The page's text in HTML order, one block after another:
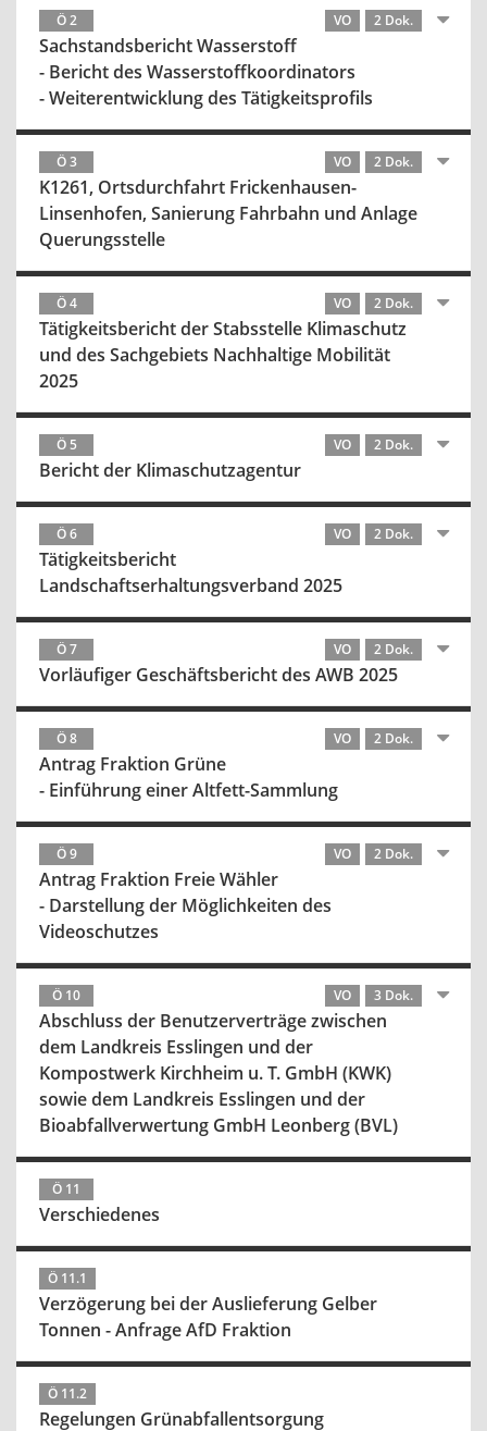
Ö 2 VO 2 Dok.
Sachstandsbericht Wasserstoff
- Bericht des Wasserstoffkoordinators
- Weiterentwicklung des Tätigkeitsprofils
Ö 3 VO 2 Dok.
K1261, Ortsdurchfahrt Frickenhausen-
Linsenhofen, Sanierung Fahrbahn und Anlage
Querungsstelle
Ö 4 VO 2 Dok.
Tätigkeitsbericht der Stabsstelle Klimaschutz
und des Sachgebiets Nachhaltige Mobilität
2025
Ö 5 VO 2 Dok.
Bericht der Klimaschutzagentur
Ö 6 VO 2 Dok.
Tätigkeitsbericht
Landschaftserhaltungsverband 2025
Ö 7 VO 2 Dok.
Vorläufiger Geschäftsbericht des AWB 2025
Ö 8 VO 2 Dok.
Antrag Fraktion Grüne
- Einführung einer Altfett-Sammlung
Ö 9 VO 2 Dok.
Antrag Fraktion Freie Wähler
- Darstellung der Möglichkeiten des
Videoschutzes
Ö 10 VO 3 Dok.
Abschluss der Benutzerverträge zwischen
dem Landkreis Esslingen und der
Kompostwerk Kirchheim u. T. GmbH (KWK)
sowie dem Landkreis Esslingen und der
Bioabfallverwertung GmbH Leonberg (BVL)
Ö 11
Verschiedenes
Ö 11.1
Verzögerung bei der Auslieferung Gelber
Tonnen - Anfrage AfD Fraktion
Ö 11.2
Regelungen Grünabfallentsorgung